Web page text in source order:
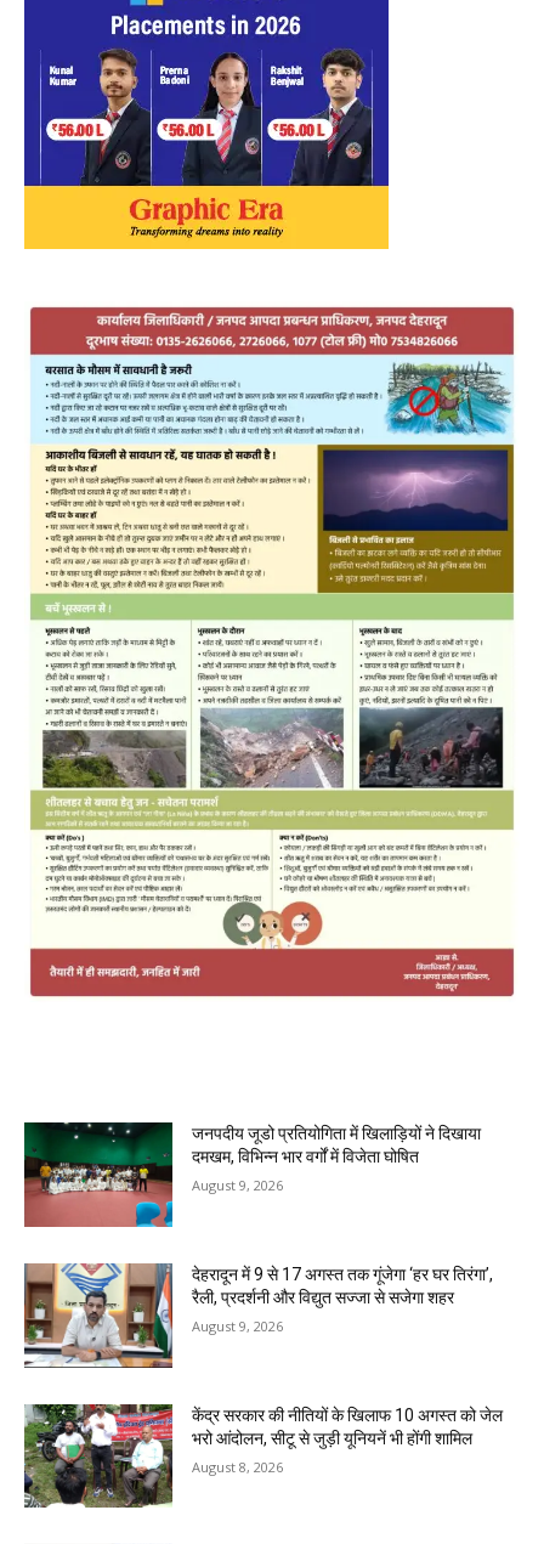
जनपदीय जूडो प्रतियोगिता में खिलाड़ियों ने दिखाया
दमखम, विभिन्न भार वर्गों में विजेता घोषित
August 9, 2026
देहरादून में 9 से 17 अगस्त तक गूंजेगा ‘हर घर तिरंगा’,
रैली, प्रदर्शनी और विद्युत सज्जा से सजेगा शहर
August 9, 2026
केंद्र सरकार की नीतियों के खिलाफ 10 अगस्त को जेल
भरो आंदोलन, सीटू से जुड़ी यूनियनें भी होंगी शामिल
August 8, 2026